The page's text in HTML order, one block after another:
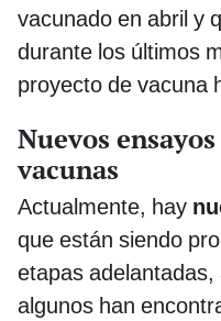
vacunado en abril y
durante los últimos
proyecto de vacuna
Nuevos
vacunas
Actualmente, hay
que están siendo
etapas
algunos han